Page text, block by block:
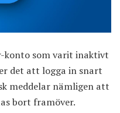
konto som varit inaktivt
det att logga in snart
meddelar nämligen att
bort framöver.